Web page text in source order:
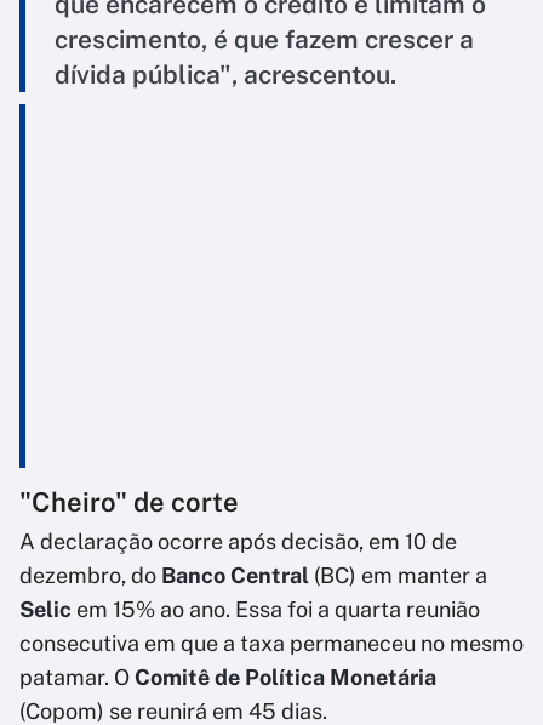
crescimento, é que fazem crescer a
dívida pública", acrescentou.
"Cheiro" de corte
A declaração ocorre após decisão, em 10 de
dezembro, do Banco Central (BC) em manter a
Selic em 15% ao ano. Essa foi a quarta reunião
consecutiva em que a taxa permaneceu no mesmo
patamar. OComitê de Política Monetária
(Copom) se reunirá em 45 dias.